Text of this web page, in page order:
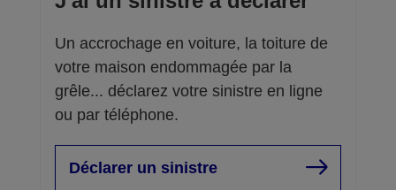
Un accrochage en voiture, la toiture de
votre maison endommagée par la
grêle... déclarez votre sinistre en ligne
ou par téléphone.
Déclarer un sinistre